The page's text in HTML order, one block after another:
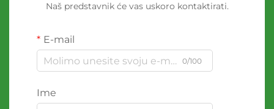
Naš predstavnik će vas uskoro kontaktirati.
E-mail
0/100
Ime